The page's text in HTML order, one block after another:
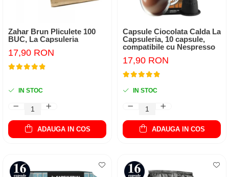
Zahar Brun Pliculete 100
BUC, La Capsuleria
17,90 RON
IN STOC
ADAUGA IN COS
Capsule Ciocolata Calda La
Capsuleria, 10 capsule,
compatibile cu Nespresso
17,90 RON
IN STOC
ADAUGA IN COS